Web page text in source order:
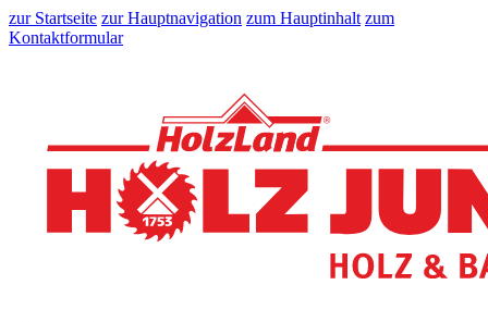
zur Startseite zur Hauptnavigation zum Hauptinhalt zum
Kontaktformular